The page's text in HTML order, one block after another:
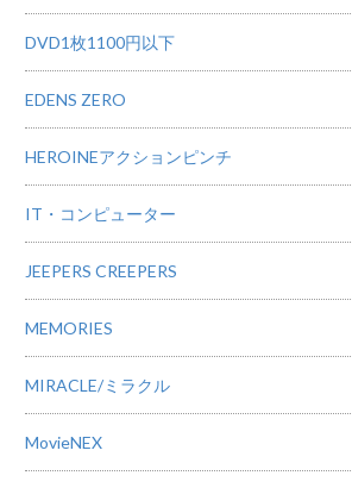
DVD1枚1100円以下
EDENS ZERO
HEROINEアクションピンチ
IT・コンピューター
JEEPERS CREEPERS
MEMORIES
MIRACLE/ミラクル
MovieNEX